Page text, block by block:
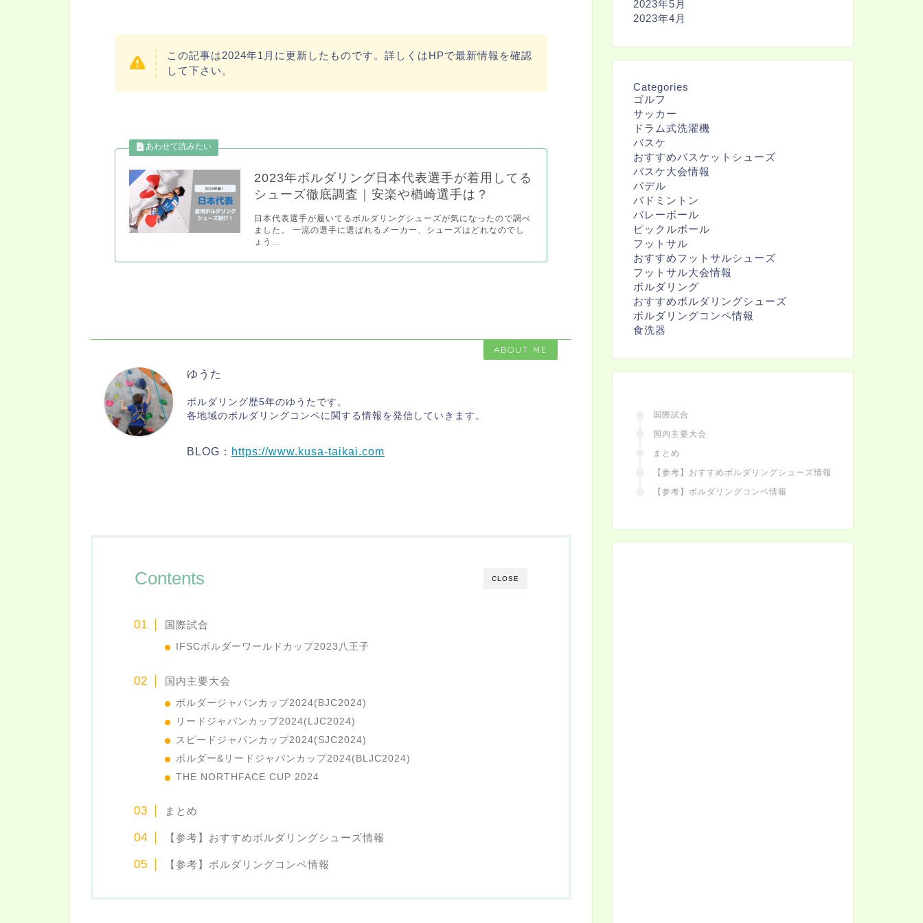
この記事は2024年1月に更新したものです。詳しくはHPで最新情報を確認
して下さい。
2023年ボルダリング日本代表選手が着用してる
シューズ徹底調査｜安楽や楢崎選手は？
日本代表選手が履いてるボルダリングシューズが気になったので調べ
ました。 一流の選手に選ばれるメーカー、シューズはどれなのでし
ょう...
ABOUT ME
ゆうた
ボルダリング歴5年のゆうたです。
各地域のボルダリングコンペに関する情報を発信していきます。
BLOG： https://www.kusa-taikai.com
CLOSE
Contents
国際試合
IFSCボルダーワールドカップ2023八王子
国内主要大会
ボルダージャパンカップ2024(BJC2024)
リードジャパンカップ2024(LJC2024)
スピードジャパンカップ2024(SJC2024)
ボルダー&リードジャパンカップ2024(BLJC2024)
THE NORTHFACE CUP 2024
まとめ
【参考】おすすめボルダリングシューズ情報
【参考】ボルダリングコンペ情報
2023年5月
2023年4月
Categories
ゴルフ
サッカー
ドラム式洗濯機
バスケ
おすすめバスケットシューズ
バスケ大会情報
パデル
バドミントン
バレーボール
ピックルボール
フットサル
おすすめフットサルシューズ
フットサル大会情報
ボルダリング
おすすめボルダリングシューズ
ボルダリングコンペ情報
食洗器
国際試合
国内主要大会
まとめ
【参考】おすすめボルダリングシューズ情報
【参考】ボルダリングコンペ情報